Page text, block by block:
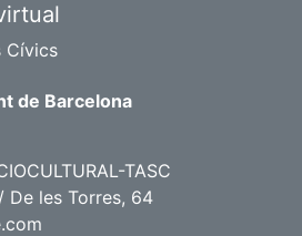
Cívics
de Barcelona
TASC
De les Torres, 64